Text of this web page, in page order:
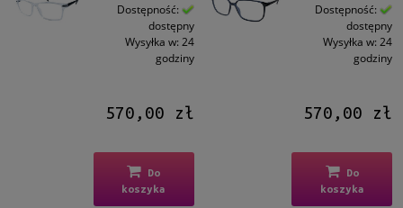
Dostępność:
dostępny
Wysyłka w: 24
godziny
570,00 zł
Do
koszyka
Dostępność:
dostępny
Wysyłka w: 24
godziny
570,00 zł
Do
koszyka